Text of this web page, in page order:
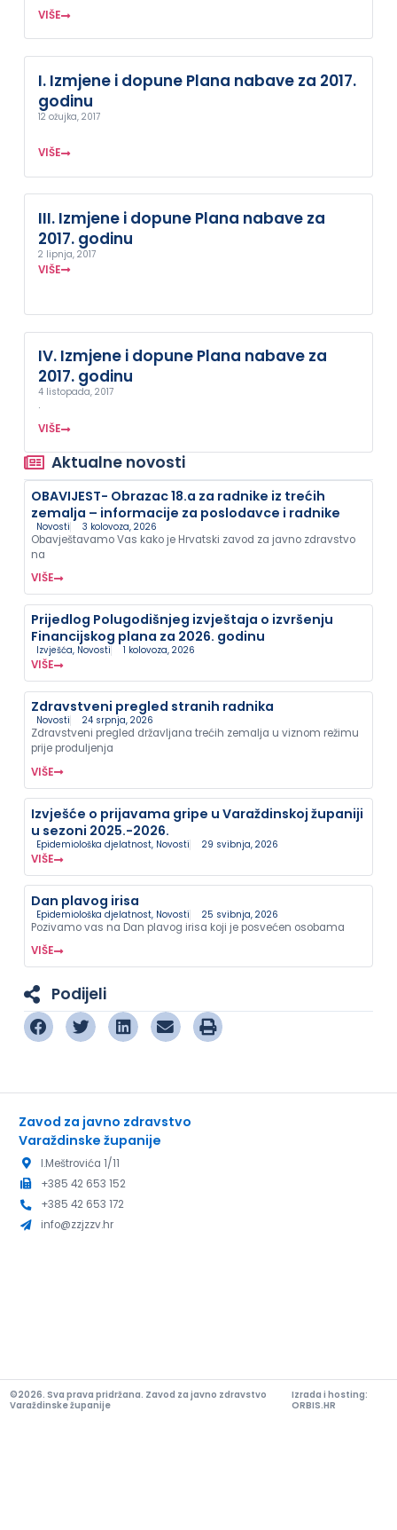
VIŠE
I. Izmjene i dopune Plana nabave za 2017.
godinu
12 ožujka, 2017
VIŠE
III. Izmjene i dopune Plana nabave za
2017. godinu
2 lipnja, 2017
VIŠE
IV. Izmjene i dopune Plana nabave za
2017. godinu
4 listopada, 2017
.
VIŠE
Aktualne novosti
OBAVIJEST- Obrazac 18.a za radnike iz trećih
zemalja – informacije za poslodavce i radnike
Novosti 3 kolovoza, 2026
Obavještavamo Vas kako je Hrvatski zavod za javno zdravstvo
na
VIŠE
Prijedlog Polugodišnjeg izvještaja o izvršenju
Financijskog plana za 2026. godinu
Izvješća, Novosti 1 kolovoza, 2026
VIŠE
Zdravstveni pregled stranih radnika
Novosti 24 srpnja, 2026
Zdravstveni pregled državljana trećih zemalja u viznom režimu
prije produljenja
VIŠE
Izvješće o prijavama gripe u Varaždinskoj županiji
u sezoni 2025.-2026.
Epidemiološka djelatnost Novosti 29 svibnja, 2026
VIŠE
Dan plavog irisa
Epidemiološka djelatnost, Novosti 25 svibnja, 2026
Pozivamo vas na Dan plavog irisa koji je posvećen osobama
VIŠE
Podijeli
Zavod za javno zdravstvo
Varaždinske županije
I.Meštrovića 1/11
+385 42 653 152
+385 42 653 172
info@zzjzzv.hr
©2026. Sva prava pridržana. Zavod za javno zdravstvo
Varaždinske županije
Izrada i hosting:
ORBIS.HR